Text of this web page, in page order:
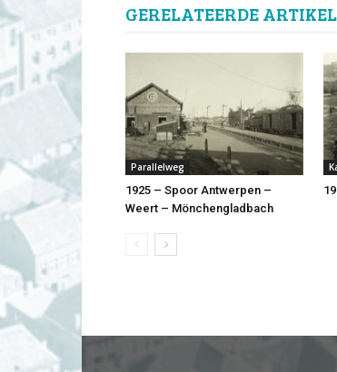
GERELATEERDE
Parallelweg
1925 – Spoor Antwerpen –
Weert – Mönchengladbach